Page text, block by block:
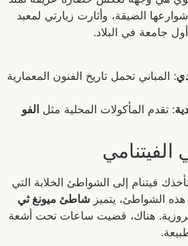
الضيقة، وأثارت زيارتي لمعبد
جامعة في البلاد.
: المباني تحمل تاريخ الفنون المعمارية
: تقدم المأكولات المحلية مثل الفو
فيتنام إلى الشواطئ الخلابة التي
الشواطئ، يتميز شاطئ ميونغ ثي
هناك، قضيت ساعات تحت أشعة